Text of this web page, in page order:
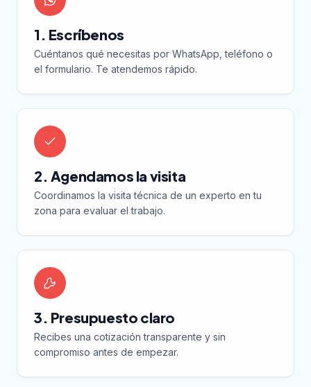
1. Escríbenos
Cuéntanos qué necesitas por WhatsApp, teléfono o
el formulario. Te atendemos rápido.
2. Agendamos la visita
Coordinamos la visita técnica de un experto en tu
zona para evaluar el trabajo.
3. Presupuesto claro
Recibes una cotización transparente y sin
compromiso antes de empezar.